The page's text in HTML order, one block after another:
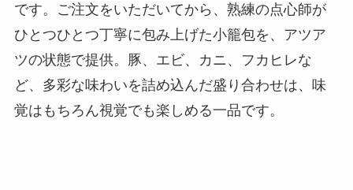
です。ご注文をいただいてから、熟練の点心師が
ひとつひとつ丁寧に包み上げた小籠包を、アツア
ツの状態で提供。豚、エビ、カニ、フカヒレな
ど、多彩な味わいを詰め込んだ盛り合わせは、味
覚はもちろん視覚でも楽しめる一品です。